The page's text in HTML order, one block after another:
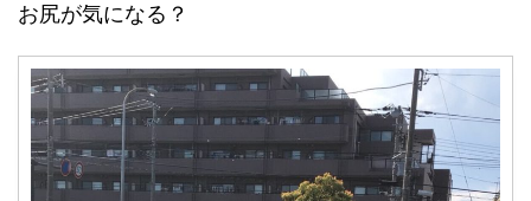
お尻が気になる？